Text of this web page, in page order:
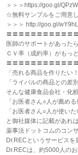
＞＞＞https://goo.gl/
☆無料サンプルをご用
＞＞＞ http://goo.gl/
〓〓〓〓〓〓〓〓〓〓〓
医師のサポートがあったら
ＣＶ率（成約率）がもっ
〓〓〓〓〓〓〓〓〓〓〓
「売れる商品を作りたい！
「ライバルの商品との差
そんな健康食品会社・化
「お医者さん○人が薦める
「お医者さん○人が使い
と御社媒体に記載があれ
薬事法ドットコムのコン
Dr.RECというサービスを
Dr.RECは、約5000人の